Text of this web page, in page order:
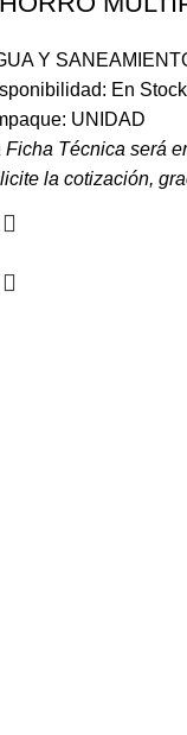
Y
En
UNIDAD
Ficha Técnica será
la cotización,